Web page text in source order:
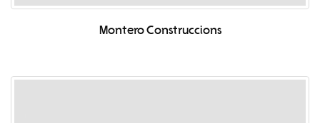
Montero Construccions